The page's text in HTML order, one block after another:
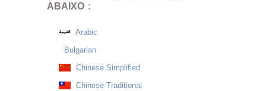
ABAIXO :
Arabic
Bulgarian
Chinese Simplified
Chinese Traditional